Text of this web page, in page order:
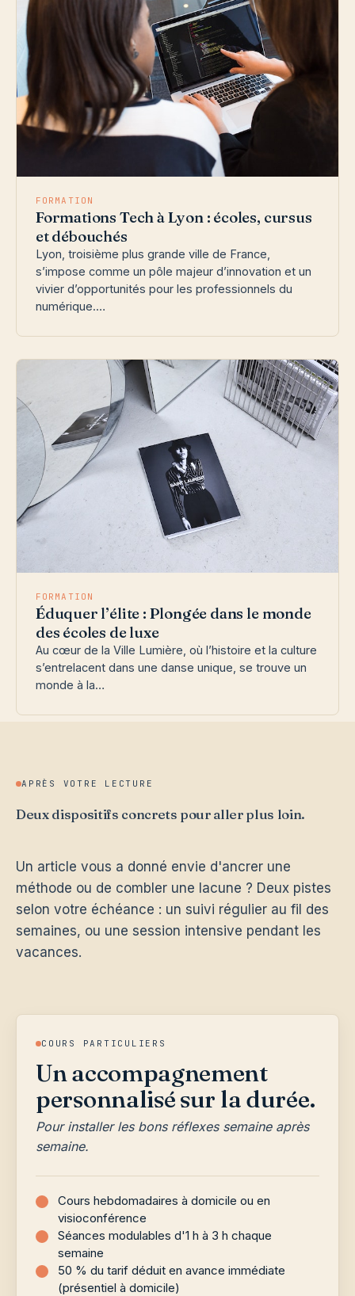
FORMATION
Formations Tech à Lyon : écoles, cursus
et débouchés
Lyon, troisième plus grande ville de France,
s’impose comme un pôle majeur d’innovation et un
vivier d’opportunités pour les professionnels du
numérique.…
FORMATION
Éduquer l’élite : Plongée dans le monde
des écoles de luxe
Au cœur de la Ville Lumière, où l’histoire et la culture
s’entrelacent dans une danse unique, se trouve un
monde à la…
APRÈS VOTRE LECTURE
Deux dispositifs concrets pour aller plus loin.
Un article vous a donné envie d'ancrer une
méthode ou de combler une lacune ? Deux pistes
selon votre échéance : un suivi régulier au fil des
semaines, ou une session intensive pendant les
vacances.
COURS PARTICULIERS
Un accompagnement
personnalisé sur la durée.
Pour installer les bons réflexes semaine après
semaine.
Cours hebdomadaires à domicile ou en
visioconférence
Séances modulables d'1 h à 3 h chaque
semaine
50 % du tarif déduit en avance immédiate
(présentiel à domicile)